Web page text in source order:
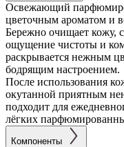
Освежающий
цветочным ароматом и
Бережно очищает кожу,
ощущение чистоты и
раскрывается нежным
бодрящим настроением.
После использования
окутанной приятным
подходит для
лёгких
Компоненты